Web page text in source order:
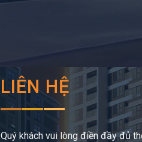
LIÊN HỆ
Quý khách vui lòng điền đầy đủ